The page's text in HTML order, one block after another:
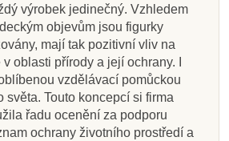
výrobek jedinečný. Vzhledem
objevům jsou figurky
mají tak pozitivní vliv na
oblasti přírody a její ochrany. I
vzdělávací pomůckou
světa. Touto koncepcí si firma
řadu ocenění za podporu
ochrany životního prostředí a